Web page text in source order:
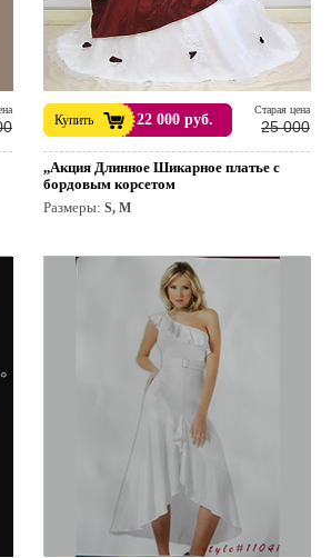
,,Акция Длинное Шикарное платье с
бордовым корсетом
Размеры: S, M
Купить 22 000 руб.
Cтарая цена
25 000